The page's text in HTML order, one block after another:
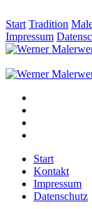
Start Tradition
Impressum
Start
Kontakt
Impressum
Datenschutz